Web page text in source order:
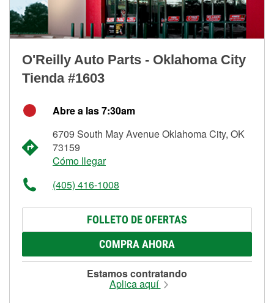
O'Reilly Auto Parts - Oklahoma City
Tienda #1603
Abre a las 7:30am
6709 South May Avenue Oklahoma City, OK
73159
Cómo llegar
(405) 416-1008
FOLLETO DE OFERTAS
COMPRA AHORA
Estamos contratando
Aplica aquí